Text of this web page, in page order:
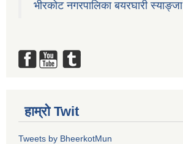
भीरकोट नगरपालिका बयरघारी स्याङ्जा
हाम्रो Twit
Tweets by BheerkotMun